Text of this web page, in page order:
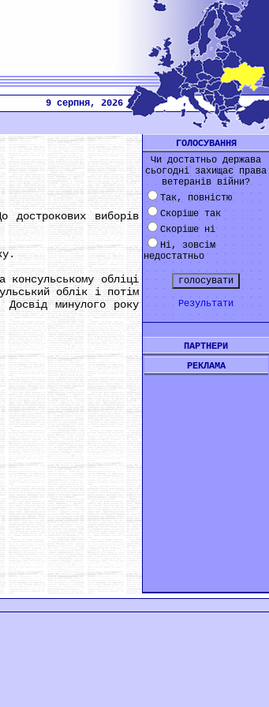
9 серпня, 2026
виборів
обліці
облік і потім
минулого року
ГОЛОСУВАННЯ
Чи достатньо держава
сьогодні захищає права
ветеранів війни?
Так, повністю
Скоріше так
Скоріше ні
Ні, зовсім
недостатньо
Результати
ПАРТНЕРИ
РЕКЛАМА